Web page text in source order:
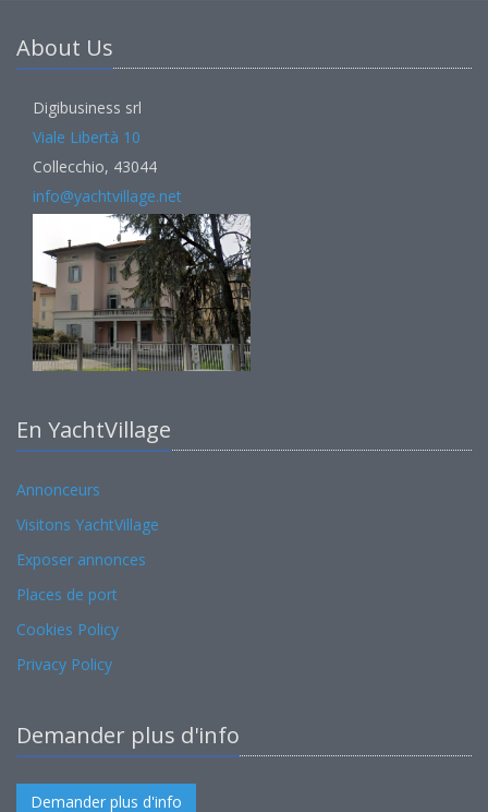
About Us
Digibusiness srl
Viale Libertà 10
Collecchio, 43044
info@yachtvillage.net
En YachtVillage
Annonceurs
Visitons YachtVillage
Exposer annonces
Places de port
Cookies Policy
Privacy Policy
Demander plus d'info
Demander plus d'info